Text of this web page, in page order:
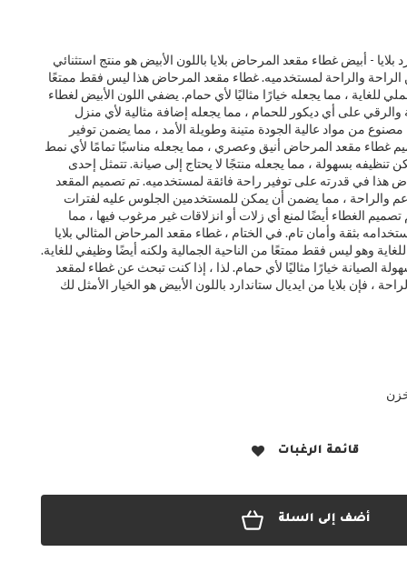
- أبيض غطاء مقعد المرحاض بلايا باللون الأبيض هو منتج استثنائي
والراحة لمستخدميه. غطاء مقعد المرحاض هذا ليس فقط ممتعًا
للغاية ، مما يجعله خيارًا مثاليًا لأي حمام. يضفي اللون الأبيض لغطاء
على أي ديكور للحمام ، مما يجعله إضافة مثالية لأي منزل
من مواد عالية الجودة متينة وطويلة الأمد ، مما يضمن توفير
غطاء مقعد المرحاض أنيق وعصري ، مما يجعله مناسبًا تمامًا لأي نمط
بسهولة ، مما يجعله منتجًا لا يحتاج إلى صيانة. تتمثل إحدى
في قدرته على توفير راحة فائقة لمستخدميه. تم تصميم المقعد
والراحة ، مما يضمن أن يمكن للمستخدمين الجلوس عليه لفترات
الغطاء أيضًا لمنع أي زلات أو انزلاقات غير مرغوب فيها ، مما
بثقة وأمان تام. في الختام ، غطاء مقعد المرحاض المثالي بلايا
وهو ليس فقط ممتعًا من الناحية الجمالية ولكنه أيضًا وظيفي للغاية.
الصيانة خيارًا مثاليًا لأي حمام. لذا ، إذا كنت تبحث عن غطاء لمقعد
قائمة الرغبات
أضف إلى السلة